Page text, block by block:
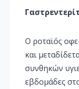
Ο ροταϊός
και
συνθηκών
εβδομάδες